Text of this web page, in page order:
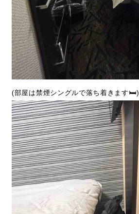
(部屋は禁煙シングルで落ち着きます🛏️)